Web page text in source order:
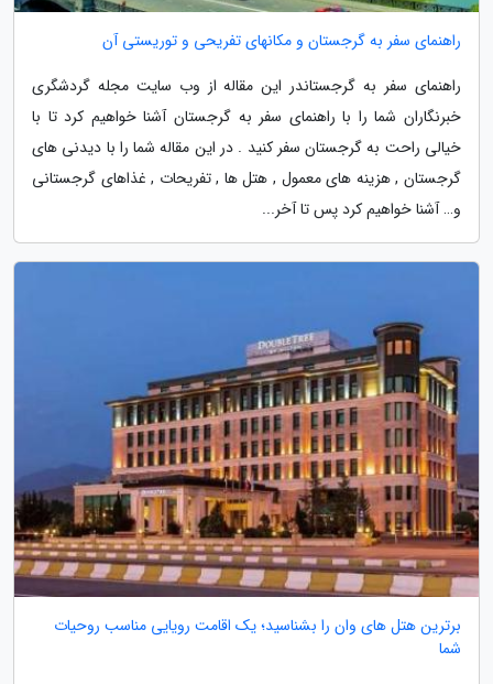
راهنمای سفر به گرجستان و مکانهای تفریحی و توریستی آن
راهنمای سفر به گرجستاندر این مقاله از وب سایت مجله گردشگری
خبرنگاران شما را با راهنمای سفر به گرجستان آشنا خواهیم کرد تا با
خیالی راحت به گرجستان سفر کنید . در این مقاله شما را با دیدنی های
گرجستان , هزینه های معمول , هتل ها , تفریحات , غذاهای گرجستانی
و… آشنا خواهیم کرد پس تا آخر...
برترین هتل های وان را بشناسید؛ یک اقامت رویایی مناسب روحیات
شما